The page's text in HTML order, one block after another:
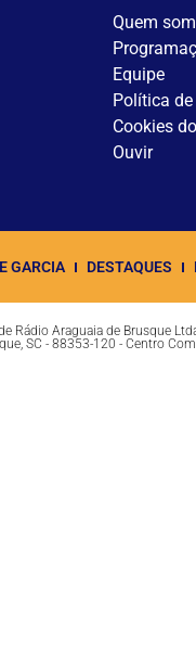
Quem
Equipe
Política
Cookies
Ouvir
GARCIA DESTAQUES
Rádio Araguaia de Brusque
SC - 88353-120 - Centro